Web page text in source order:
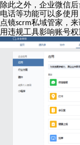
除此之外，企业微信
电话等功能可以多使
点镜scrm私域管家，
用违规工具影响账号权